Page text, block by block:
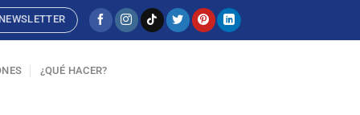
¿QUÉ HACER?